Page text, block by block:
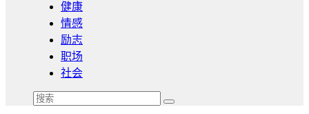
健康
情感
励志
职场
社会